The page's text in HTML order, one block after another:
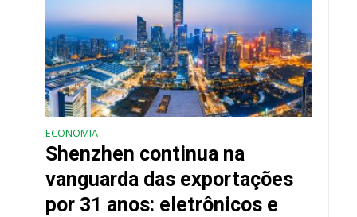
ECONOMIA
Shenzhen continua na
vanguarda das exportações
por 31 anos: eletrônicos e